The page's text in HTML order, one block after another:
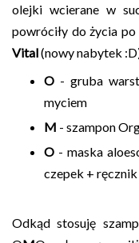
olejki wcierane w
powróciły do życia
Vital(nowy nabytek
O - gruba
myciem
M - szampon
O - maska
czepek + ręcznik
Odkąd stosuję